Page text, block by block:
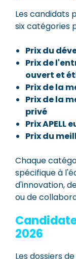
Les candidats
six catégories
Prix du
Prix de
ouvert et
Prix de la
Prix de la
privé
Prix APELL
Prix du
Chaque
spécifique à
d'innovation,
ou de
2026
Les dossiers